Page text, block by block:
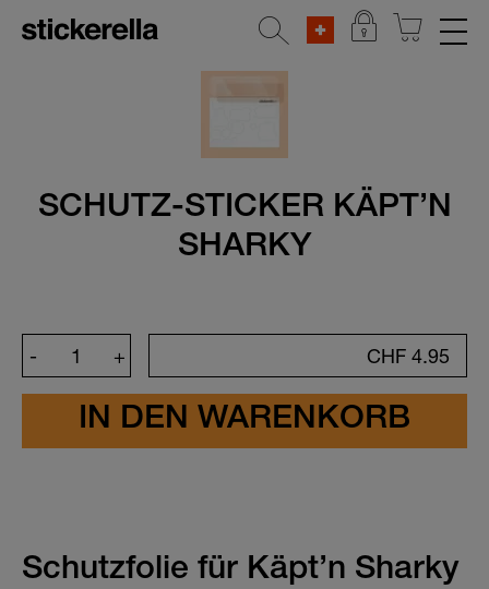
REFLEKTIERENDE AUFKLEBER
Alle Stickersets
Baby Geschenk-Sets
Ferienlager & Camp
Zum Kennenlernen
Der Alleskönner
Sport & Fussball
SCHUTZ-STICKER KÄPT’N
SHARKY
+
- CHF 4.95
Schutzfolie für Käpt’n Sharky